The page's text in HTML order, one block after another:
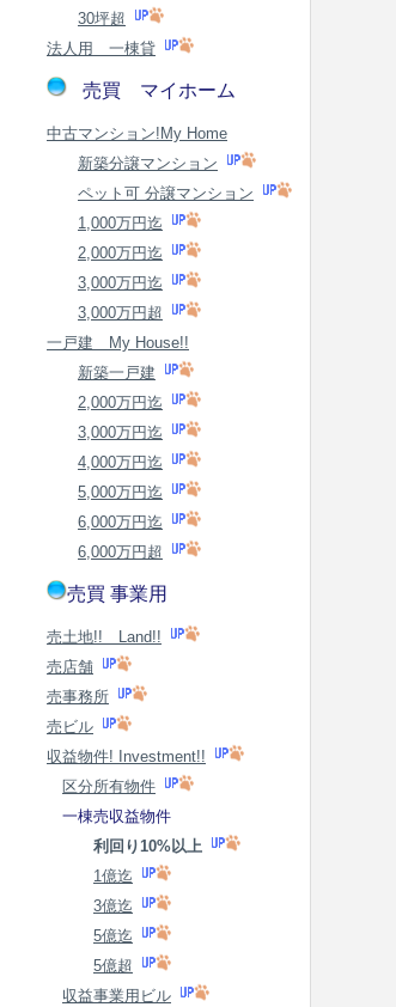
30坪超
法人用 一棟貸
売買 マイホーム
中古マンション!My Home
新築分譲マンション
ペット可 分譲マンション
1,000万円迄
2,000万円迄
3,000万円迄
3,000万円超
一戸建 My House!!
新築一戸建
2,000万円迄
3,000万円迄
4,000万円迄
5,000万円迄
6,000万円迄
6,000万円超
売買 事業用
売土地!! Land!!
売店舗
売事務所
売ビル
収益物件! Investment!!
区分所有物件
一棟売収益物件
利回り10%以上
1億迄
3億迄
5億迄
5億超
収益事業用ビル